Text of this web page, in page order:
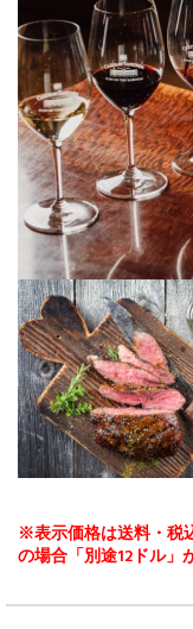
※表示価格は送料・税
の場合「別途12ドル」